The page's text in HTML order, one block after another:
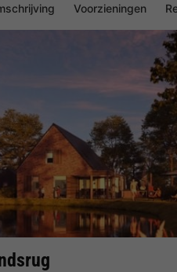
Voorzieningen